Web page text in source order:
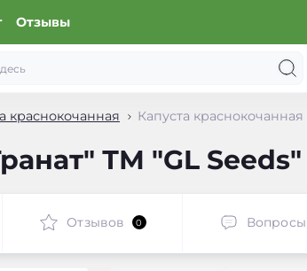
Отзывы
краснокочанная Капуста краснокочанная
ТМ "GL Seeds"
Отзывов 0 Вопросы